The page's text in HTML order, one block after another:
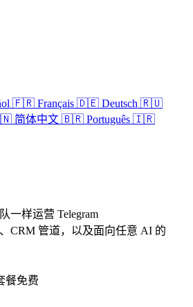
🇫🇷 Français 🇩🇪 Deutsch 🇷🇺
简体中文 🇧🇷 Português 🇮🇷
一样运营 Telegram
CRM 管道，以及面向任意 AI 的
餐免费